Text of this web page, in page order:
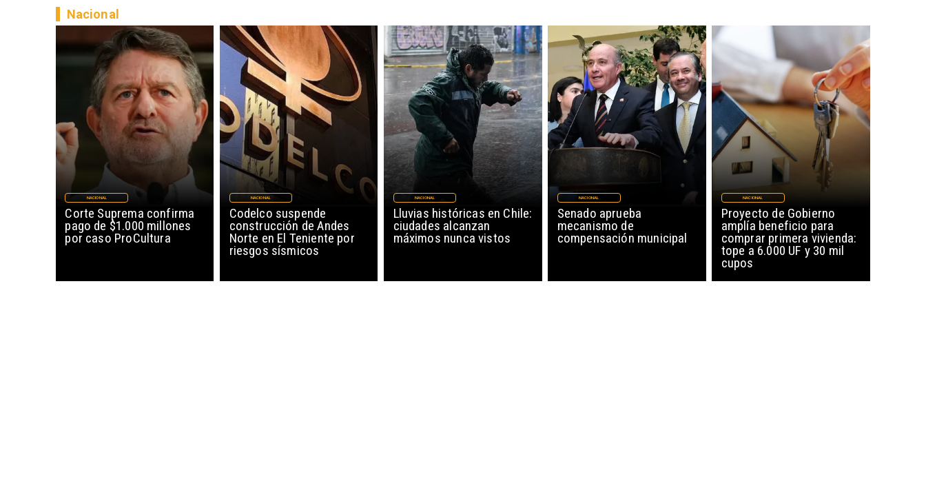
Corte Suprema confirma
pago de $1.000 millones
por caso ProCultura
NACIONAL
Codelco suspende
construcción de Andes
Norte en El Teniente por
riesgos sísmicos
NACIONAL
Lluvias históricas en Chile:
ciudades alcanzan
máximos nunca vistos
NACIONAL
Senado aprueba
mecanismo de
compensación municipal
NACIONAL
Proyecto de Gobierno
amplía beneficio para
comprar primera vivienda:
tope a 6.000 UF y 30 mil
cupos
NACIONAL
Nacional